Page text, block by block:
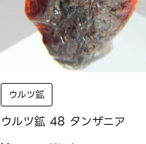
ウルツ鉱
ウルツ鉱 48 タンザニア